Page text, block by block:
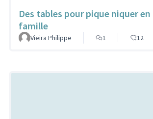
Des tables pour pique niquer en
famille
Vieira Philippe 1 12